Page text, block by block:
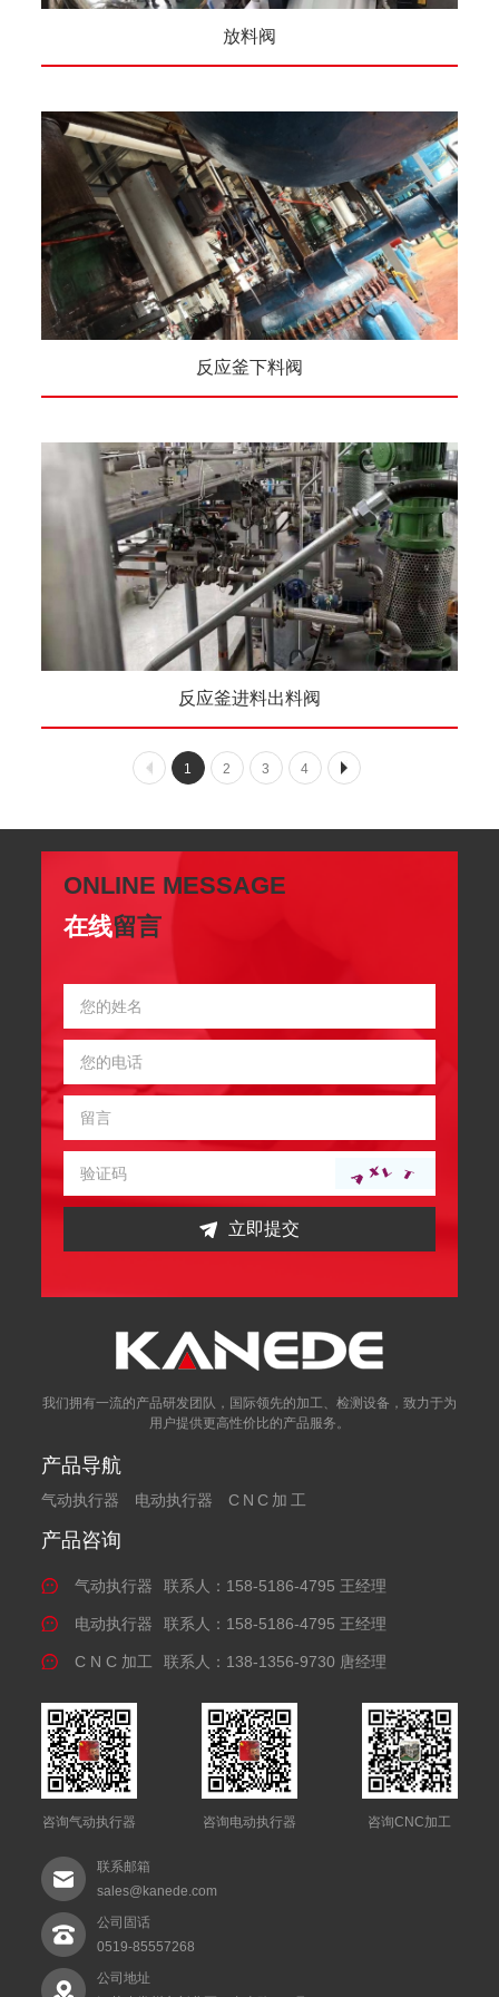
放料阀
反应釜下料阀
反应釜进料出料阀
1 2 3 4
ONLINE MESSAGE
在线留言
立即提交
我们拥有一流的产品研发团队，国际领先的加工、检测设备，致力于为
用户提供更高性价比的产品服务。
产品导航
气动执行器 电动执行器 CNC加工
产品咨询
气动执行器 联系人：158-5186-4795 王经理
电动执行器 联系人：158-5186-4795 王经理
C N C 加工 联系人：138-1356-9730 唐经理
咨询气动执行器 咨询电动执行器 咨询CNC加工
联系邮箱
sales@kanede.com
公司固话
0519-85557268
公司地址